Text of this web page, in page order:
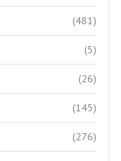
(481)
(5)
(26)
(145)
(276)